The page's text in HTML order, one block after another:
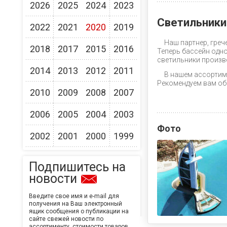
2026
2025 2024 2023
2022 2021 2020 2019
2018 2017 2015 2016
2014 2013 2012 2011
2010 2009 2008 2007
2006 2005 2004 2003
2002 2001 2000 1999
Подпишитесь на
новости
Введите свое имя и e-mail для
получения на Ваш электронный
ящик сообщения о публикации на
сайте свежей новости по
Наш партнер,
Теперь бассейн
светильники
В нашем
Рекомендуем вам
Фото